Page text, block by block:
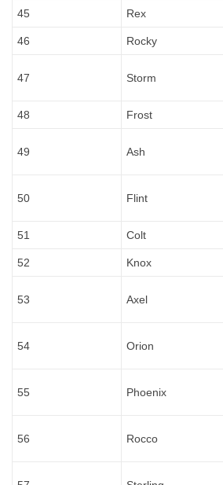
45 Rex
46 Rocky
47 Storm
48 Frost
49 Ash
50 Flint
51 Colt
52 Knox
53 Axel
54 Orion
55 Phoenix
56 Rocco